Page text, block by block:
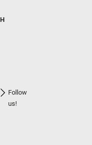
Follow
us!